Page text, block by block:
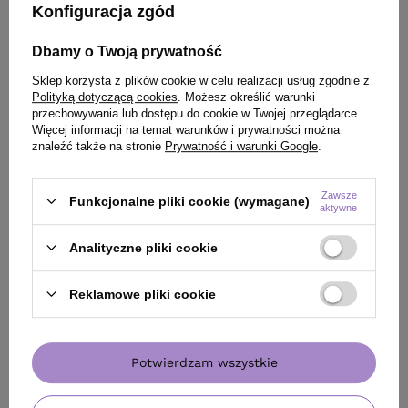
Szczotka Olivia Garden Expert Blowout Speed Wavy
Bristles do suszenia i modelowania włosów różowa 45 mm
+ Spray Hair Expert nawilżenie i wygładzenie 8w1 do
włosów 140 ml
90,09 zł / szt.
Najniższa cena produktu w okresie 30 dni przed wprowadzeniem
105,99 zł -15%
Cena katalogowa:127,76 zł -21%
KLIENCI, KTÓRZY KUPILI TEN
Konfiguracja zgód
Dbamy o Twoją prywatność
Sklep korzysta z plików cookie w celu realizacji usług zgodnie z
Polityką dotyczącą cookies . Możesz określić warunki
przechowywania lub dostępu do cookie w Twojej przeglądarce.
Więcej informacji na temat warunków i prywatności można
znaleźć także na stronie Prywatność i warunki Google
Funkcjonalne pliki cookie (wymagane)
Zawsze
aktywne
Analityczne pliki cookie
Reklamowe pliki cookie
Potwierdzam wszystkie